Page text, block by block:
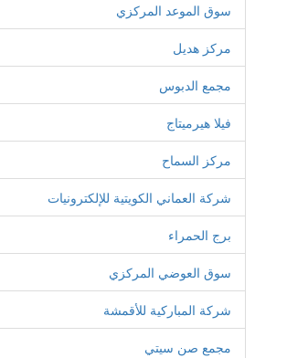
سوق الموعد المركزي
مركز هديل
مجمع الدبوس
فيلا هيرميتاج
مركز السماح
شركة العماني الكويتية للإلكترونيات
برج الحمراء
سوق العوضي المركزي
شركة المباركية للأقمشة
مجمع صن سيتي